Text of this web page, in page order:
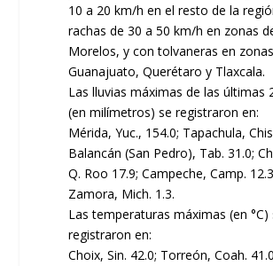
10 a 20 km/h en el resto de la
rachas de 30 a 50 km/h en zonas
Morelos, y con tolvaneras en
Guanajuato, Querétaro y Tlaxcala.
Las lluvias máximas de las últimas
(en milímetros) se registraron en:
Mérida, Yuc., 154.0; Tapachula,
Balancán (San Pedro), Tab. 31.0;
Q. Roo 17.9; Campeche, Camp.
Zamora, Mich. 1.3.
Las temperaturas máximas (en °C)
registraron en:
Choix, Sin. 42.0; Torreón, Coah.